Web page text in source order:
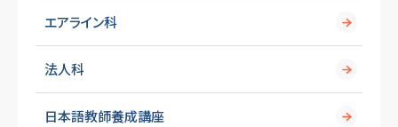
エアライン科
法人科
日本語教師養成講座